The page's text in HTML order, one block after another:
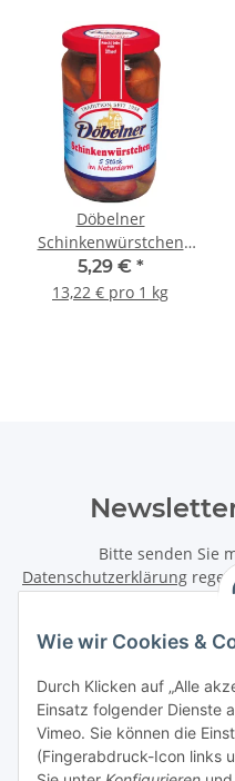
Wie wir Cookies &
Durch Klicken auf „Alle
Einsatz folgender Dienste
Vimeo. Sie können die
(Fingerabdruck-Icon links
Döbelner
Schinkenwürstchen
5x80g Glas
5,29 € *
13,22 € pro 1 kg
Bitte senden Sie
Datenschutzerklärung
Informationen zu Ihrem
Newsletter Abonnieren
Informationen